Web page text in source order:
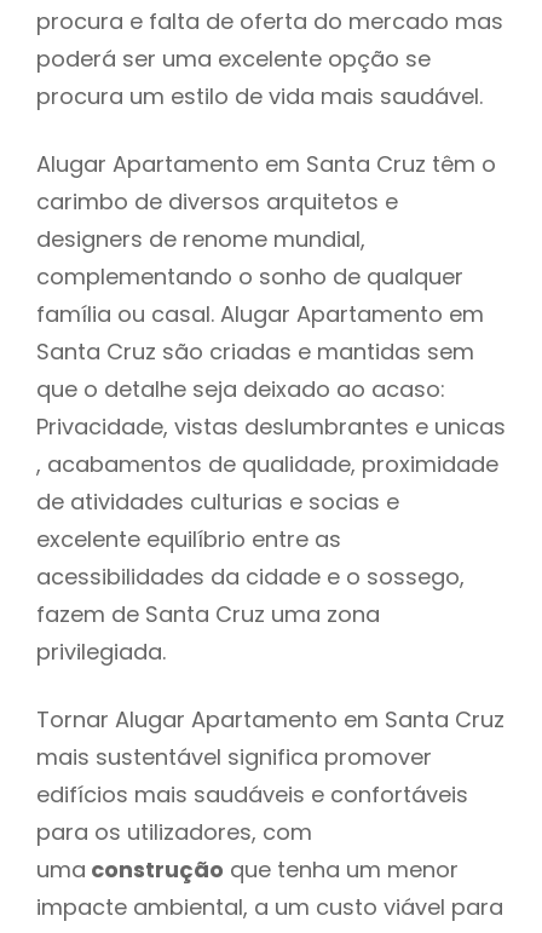
procura e falta de oferta do mercado mas
poderá ser uma excelente opção se
procura um estilo de vida mais saudável.
Alugar Apartamento em Santa Cruz têm o
carimbo de diversos arquitetos e
designers de renome mundial,
complementando o sonho de qualquer
família ou casal. Alugar Apartamento em
Santa Cruz são criadas e mantidas sem
que o detalhe seja deixado ao acaso:
Privacidade, vistas deslumbrantes e unicas
, acabamentos de qualidade, proximidade
de atividades culturias e socias e
excelente equilíbrio entre as
acessibilidades da cidade e o sossego,
fazem de Santa Cruz uma zona
privilegiada.
Tornar Alugar Apartamento em Santa Cruz
mais sustentável significa promover
edifícios mais saudáveis e confortáveis
para os utilizadores, com
uma construção que tenha um menor
impacte ambiental, a um custo viável para